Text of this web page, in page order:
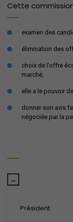
Cette
examen des
élimination des
choix de l’offre
marché,
elle a le pouvoir
donner son avis
négociée par la
Président